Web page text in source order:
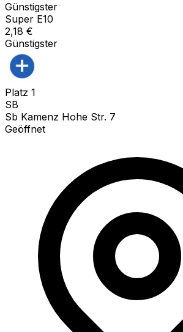
Günstigster
Super E10
2,18 €
Günstigster
Platz 1
SB
Sb Kamenz Hohe Str. 7
Geöffnet